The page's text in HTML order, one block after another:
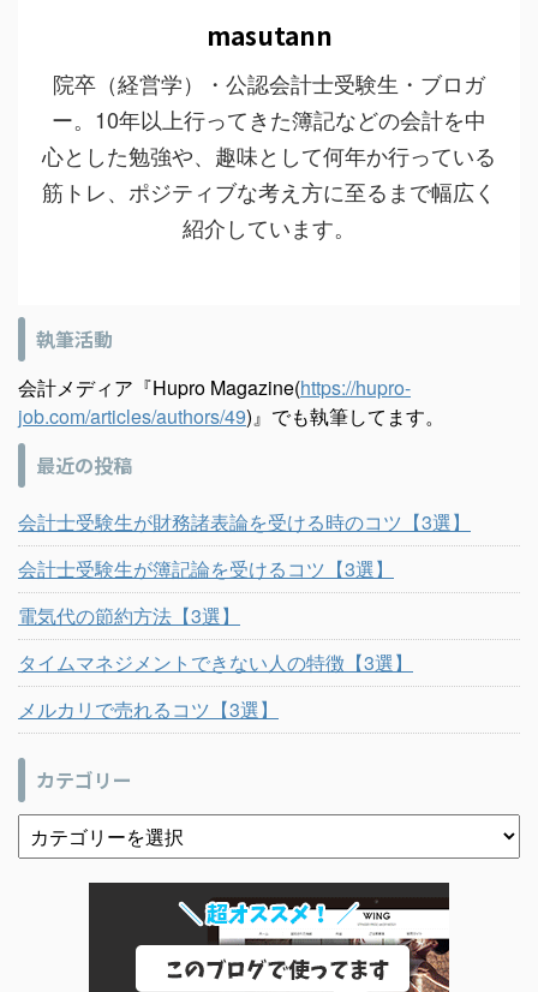
masutann
院卒（経営学）・公認会計士受験生・ブロガ
ー。10年以上行ってきた簿記などの会計を中
心とした勉強や、趣味として何年か行っている
筋トレ、ポジティブな考え方に至るまで幅広く
紹介しています。
執筆活動
会計メディア『Hupro Magazine(https://hupro-
job.com/articles/authors/49)』でも執筆してます。
最近の投稿
会計士受験生が財務諸表論を受ける時のコツ【3選】
会計士受験生が簿記論を受けるコツ【3選】
電気代の節約方法【3選】
タイムマネジメントできない人の特徴【3選】
メルカリで売れるコツ【3選】
カテゴリー